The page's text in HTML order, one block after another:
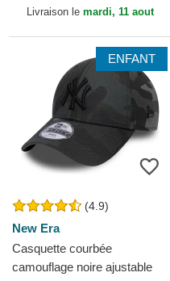
Comics New Era
Livraison le mardi, 11 aout
ENFANT
(4.9)
New Era
Casquette courbée
camouflage noire ajustable